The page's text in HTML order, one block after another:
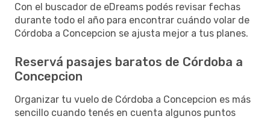
Con el buscador de eDreams podés revisar fechas
durante todo el año para encontrar cuándo volar de
Córdoba a Concepcion se ajusta mejor a tus planes.
Reservá pasajes baratos de Córdoba a
Concepcion
Organizar tu vuelo de Córdoba a Concepcion es más
sencillo cuando tenés en cuenta algunos puntos